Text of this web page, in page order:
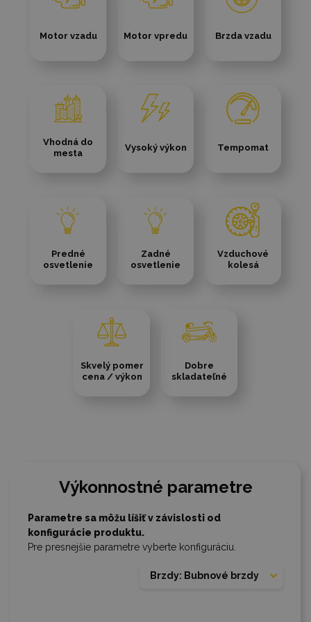
Motor vzadu Motor vpredu Brzda vzadu
Vhodná do
mesta
Vysoký výkon Tempomat
Predné
osvetlenie
Zadné
osvetlenie
Vzduchové
kolesá
Skvelý pomer
cena / výkon
Dobre
skladateľné
Parametre sa môžu líšiť v závislosti od
konfigurácie produktu.
Pre presnejšie parametre vyberte konfiguráciu.
Brzdy: Bubnové brzdy
Výkonnostné parametre